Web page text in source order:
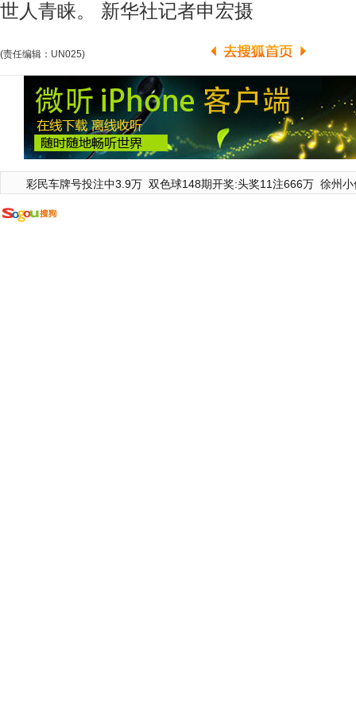
世人青睐。 新华社记者申宏摄
(责任编辑：UN025)
彩民车牌号投注中3.9万 双色球148期开奖:头奖11注666万 徐州